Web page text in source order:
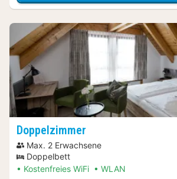
Doppelzimmer
Max. 2 Erwachsene
Doppelbett
Kostenfreies WiFi
WLAN